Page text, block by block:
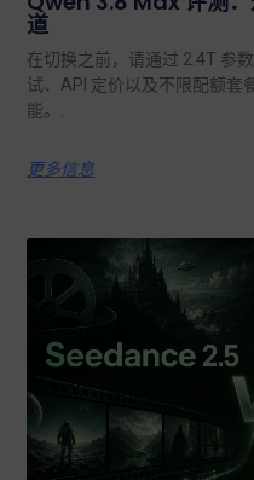
道
在切换之前，请通过 2.4T 参
试、API 定价以及不限配额套
能。.
更多信息